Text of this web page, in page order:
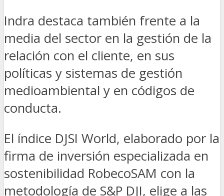
Indra destaca también frente a la
media del sector en la gestión de la
relación con el cliente, en sus
políticas y sistemas de gestión
medioambiental y en códigos de
conducta.
El índice DJSI World, elaborado por la
firma de inversión especializada en
sostenibilidad RobecoSAM con la
metodología de S&P DJI, elige a las